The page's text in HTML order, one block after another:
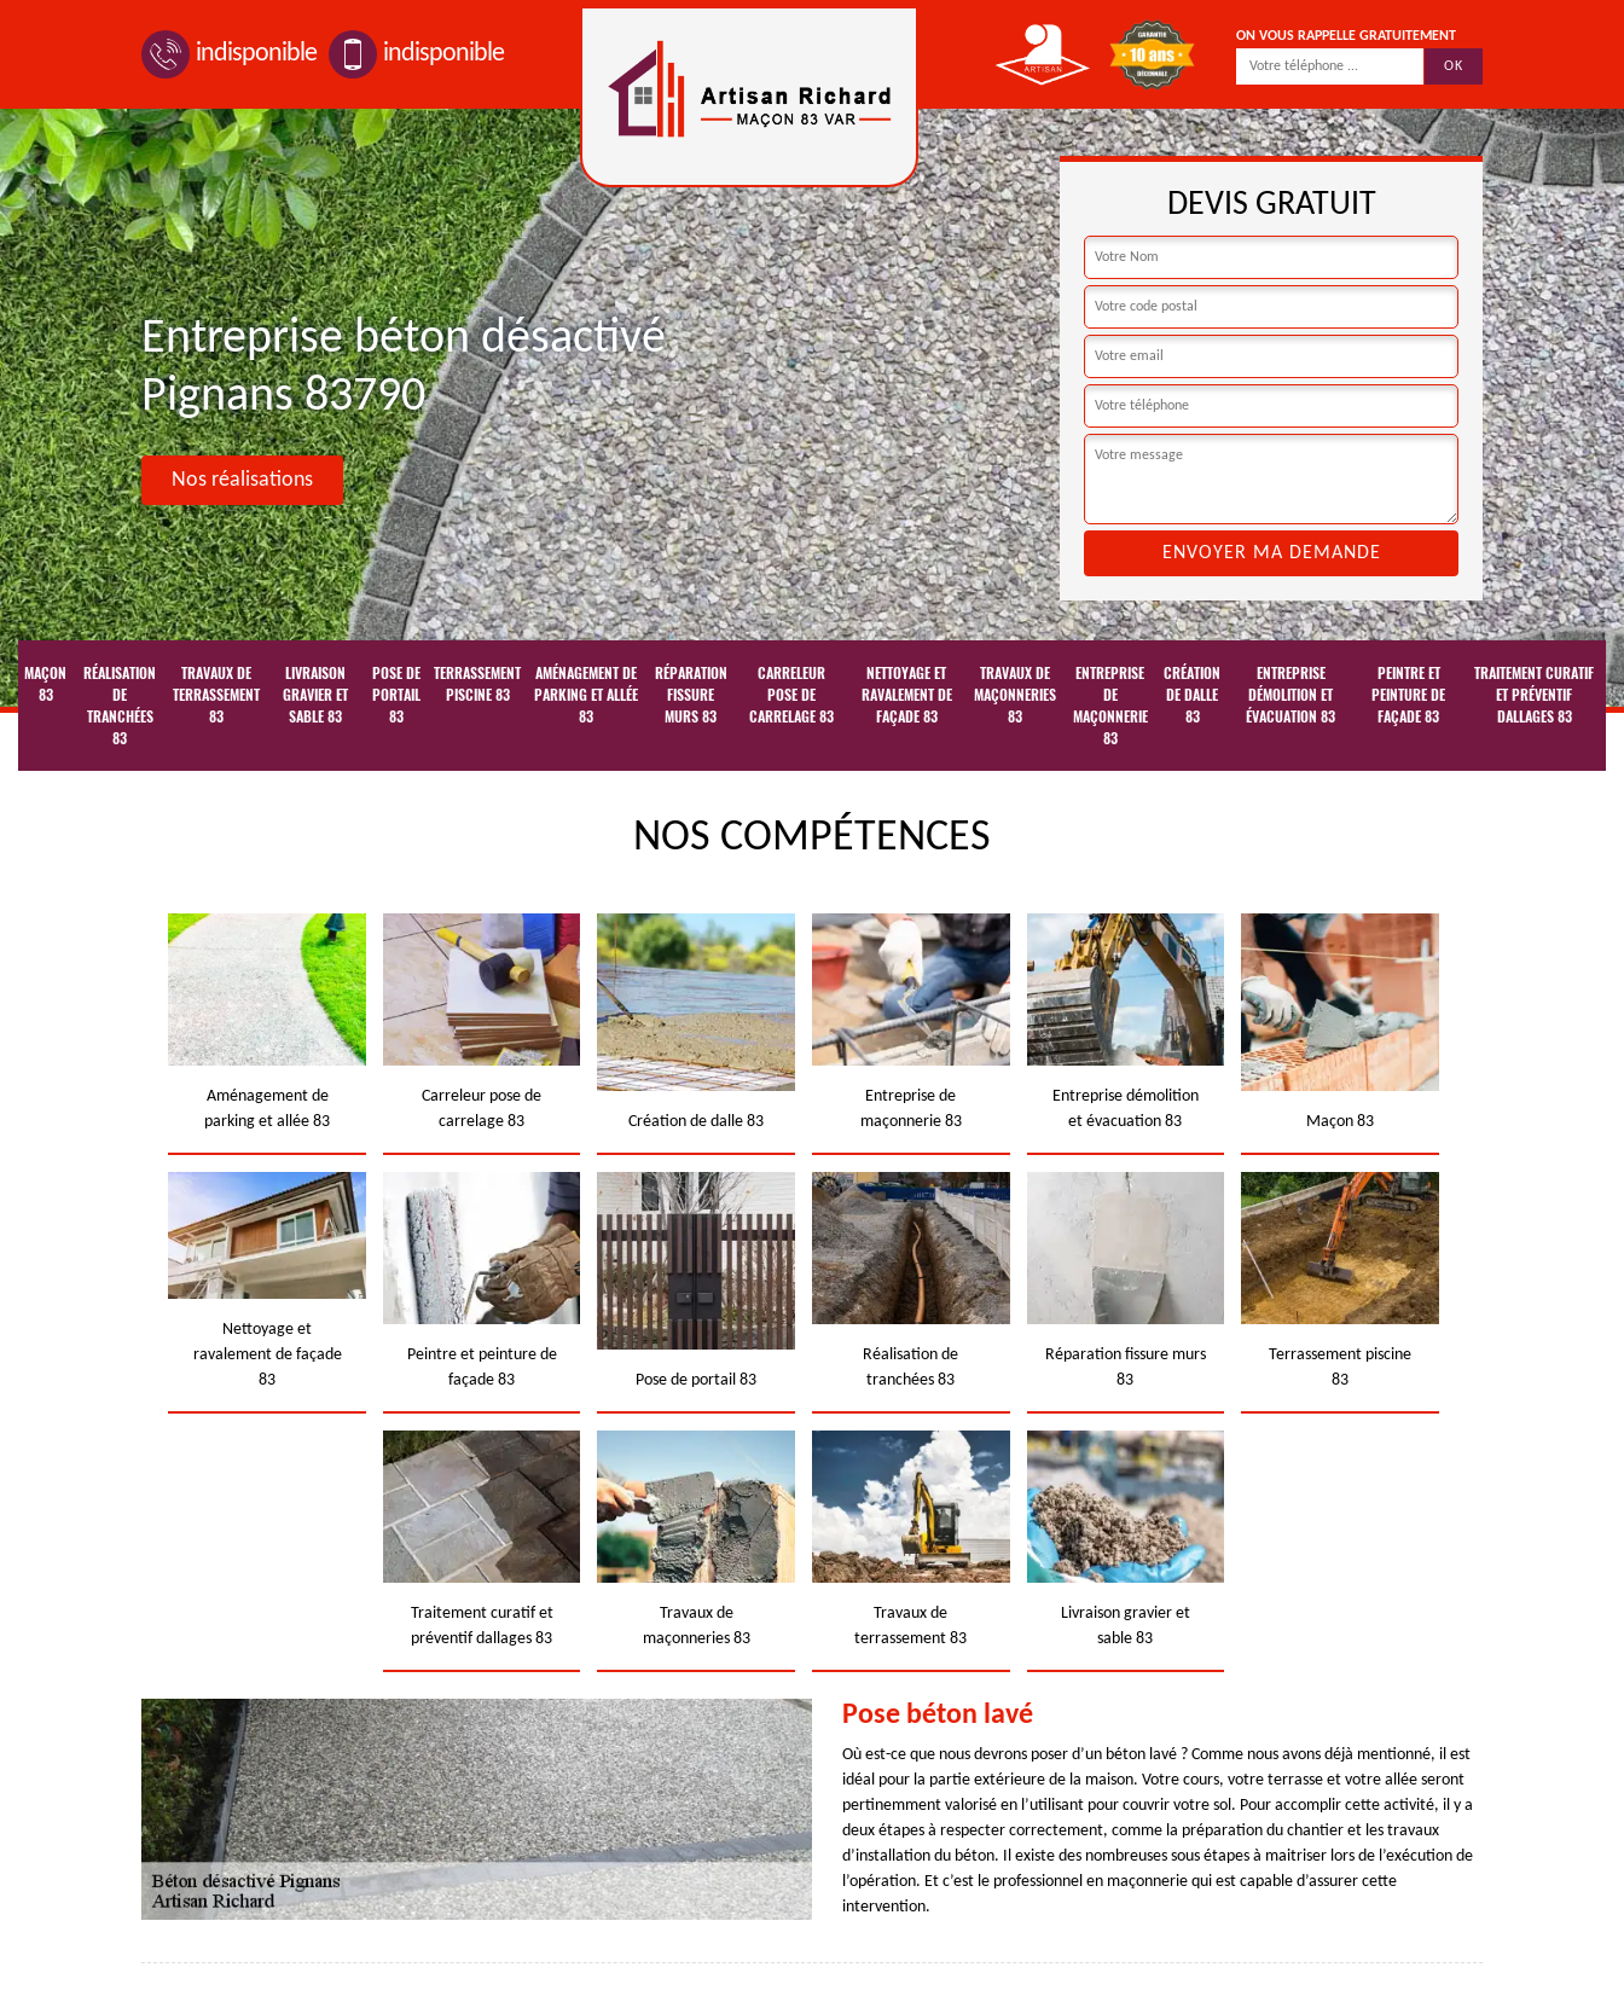
indisponible indisponible
ON VOUS RAPPELLE GRATUITEMENT
Entreprise béton désactivé
Pignans 83790
Nos réalisations
DEVIS GRATUIT
MAÇON
83
RÉALISATION
DE
TRANCHÉES
83
TRAVAUX DE
TERRASSEMENT
83
LIVRAISON
GRAVIER ET
SABLE 83
POSE DE
PORTAIL
83
TERRASSEMENT
PISCINE 83
AMÉNAGEMENT DE
PARKING ET ALLÉE
83
RÉPARATION
FISSURE
MURS 83
CARRELEUR
POSE DE
CARRELAGE 83
NETTOYAGE ET
RAVALEMENT DE
FAÇADE 83
TRAVAUX DE
MAÇONNERIES
83
ENTREPRISE
DE
MAÇONNERIE
83
CRÉATION
DE DALLE
83
ENTREPRISE
DÉMOLITION ET
ÉVACUATION 83
PEINTRE ET
PEINTURE DE
FAÇADE 83
TRAITEMENT CURATIF
ET PRÉVENTIF
DALLAGES 83
NOS COMPÉTENCES
Aménagement de
parking et allée 83
Carreleur pose de
carrelage 83
Création de dalle 83
Entreprise de
maçonnerie 83
Entreprise démolition
et évacuation 83
Maçon 83
Nettoyage et
ravalement de façade
83
Peintre et peinture de
façade 83
Pose de portail 83
Réalisation de
tranchées 83
Réparation fissure murs
83
Terrassement piscine
83
Traitement curatif et
préventif dallages 83
Travaux de
maçonneries 83
Travaux de
terrassement 83
Livraison gravier et
sable 83
Pose béton lavé
Où est-ce que nous devrons poser d’un béton lavé ? Comme nous avons déjà mentionné, il est
idéal pour la partie extérieure de la maison. Votre cours, votre terrasse et votre allée seront
pertinemment valorisé en l’utilisant pour couvrir votre sol. Pour accomplir cette activité, il y a
deux étapes à respecter correctement, comme la préparation du chantier et les travaux
d’installation du béton. Il existe des nombreuses sous étapes à maitriser lors de l’exécution de
l’opération. Et c’est le professionnel en maçonnerie qui est capable d’assurer cette
intervention.